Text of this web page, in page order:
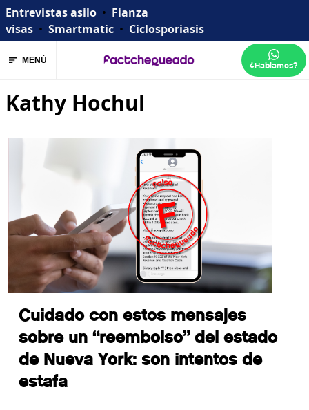
Entrevistas asilo • Fianza
visas • Smartmatic • Ciclosporiasis
MENÚ ¿Hablamos?
Kathy Hochul
Cuidado con estos mensajes
sobre un “reembolso” del estado
de Nueva York: son intentos de
estafa